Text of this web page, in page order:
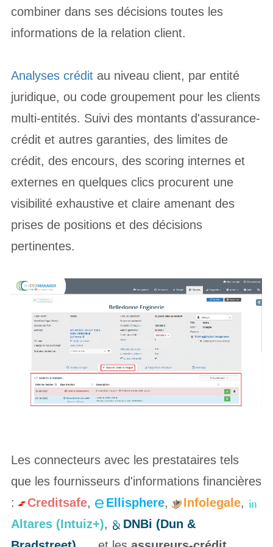
combiner dans ses décisions toutes les
informations de la relation client.
Analyses créditau niveau client, par entité
juridique, ou code groupement pour les clients
multi-entités. Suivi des montants d'assurance-
crédit et autres garanties, des limites de
crédit, des encours, des scoring internes et
externes en quelques clics procurent une
visibilité exhaustive et claire amenant des
prises de positions et des décisions
pertinentes.
Les connecteurs avec les prestataires tels
que les fournisseurs d'informations financières
:
Creditsafe, Ellisphere, Infolegale,
Altares (Intuiz+),
DNBi (Dun &